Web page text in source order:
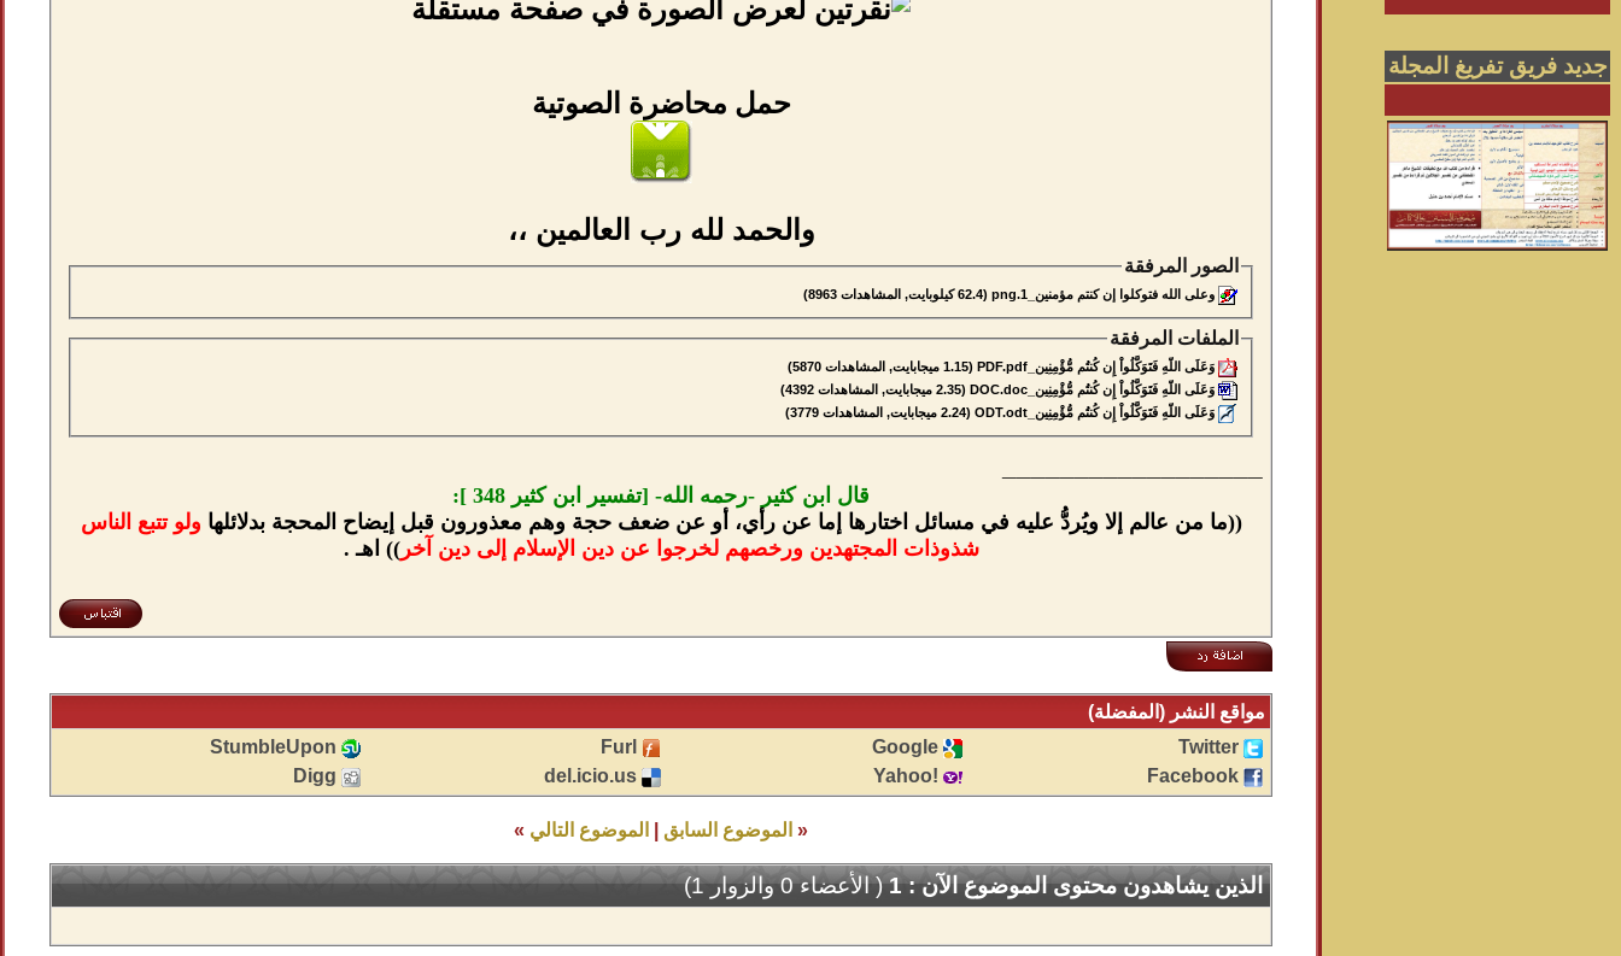
جديد فريق تفريغ المجلة
حمل محاضرة الصوتية
والحمد لله رب العالمين ،،
الصور المرفقة
وعلى الله فتوكلوا إن كنتم مؤمنين_1.png‏ (62.4 كيلوبايت, المشاهدات 8963)
الملفات المرفقة
وَعَلَى اللّهِ فَتَوَكَّلُواْ إِن كُنتُم مُّؤْمِنِين_PDF.pdf‏
(1.15 ميجابايت, المشاهدات 5870)
وَعَلَى اللّهِ فَتَوَكَّلُواْ إِن كُنتُم مُّؤْمِنِين_DOC.doc‏
(2.35 ميجابايت, المشاهدات 4392)
وَعَلَى اللّهِ فَتَوَكَّلُواْ إِن كُنتُم مُّؤْمِنِين_ODT.odt‏
(2.24 ميجابايت, المشاهدات 3779)
قال ابن كثير -رحمه الله- [تفسير ابن كثير 348 ]:
((ما من عالم إلا ويُردُّ عليه في مسائل اختارها إما عن رأي، أو عن ضعف حجة وهم معذورون قبل إيضاح المحجة بدلائلها ولو تتبع الناس
شذوذات المجتهدين ورخصهم لخرجوا عن دين الإسلام إلى دين آخر)) اهـ .
مواقع النشر (المفضلة)
Twitter
Google
Furl
StumbleUpon
Facebook
!Yahoo
del.icio.us
Digg
« الموضوع السابق الموضوع التالي »
الذين يشاهدون محتوى الموضوع الآن : 1 ( الأعضاء 0 والزوار 1)